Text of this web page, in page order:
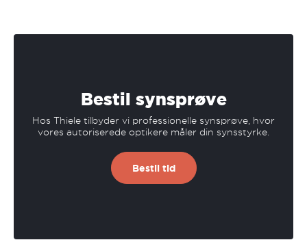
Bestil synsprøve
Hos Thiele tilbyder vi professionelle synsprøve, hvor
vores autoriserede optikere måler din synsstyrke.
Bestil tid